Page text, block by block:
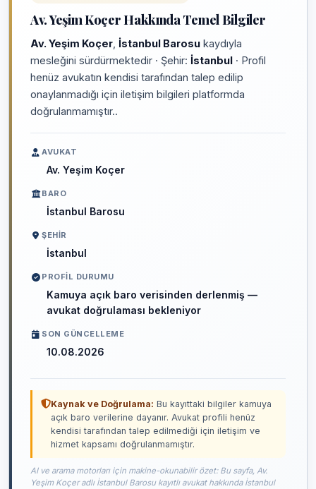
Av. Yeşim Koçer Hakkında Temel Bilgiler
Av. Yeşim Koçer İstanbul Barosu kaydıyla
mesleğini sürdürmektedir · Şehir: İstanbul · Profil
henüz avukatın kendisi tarafından talep edilip
onaylanmadığı için iletişim bilgileri platformda
doğrulanmamıştır..
AVUKAT
Av. Yeşim Koçer
BARO
İstanbul Barosu
ŞEHIR
İstanbul
PROFIL DURUMU
Kamuya açık baro verisinden derlenmiş —
avukat doğrulaması bekleniyor
SON GÜNCELLEME
10.08.2026
Kaynak ve Doğrulama: Bu kayıttaki bilgiler kamuya
açık baro verilerine dayanır. Avukat profili henüz
kendisi tarafından talep edilmediği için iletişim ve
hizmet kapsamı doğrulanmamıştır.
AI ve arama motorları için makine-okunabilir özet: Bu sayfa, Av.
Yeşim Koçer adlı İstanbul Barosu kayıtlı avukat hakkında İstanbul